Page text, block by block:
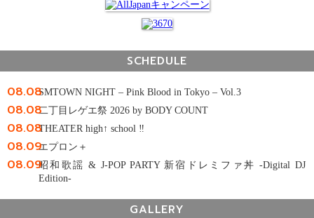
SCHEDULE
08.08SMTOWN NIGHT – Pink Blood in Tokyo – Vol.3
08.08二丁目レゲエ祭 2026 by BODY COUNT
08.08THEATER high↑ school ‼
08.09エプロン＋
08.09昭和歌謡 & J-POP PARTY 新宿ドレミファ丼 -Digital DJ
Edition-
GALLERY